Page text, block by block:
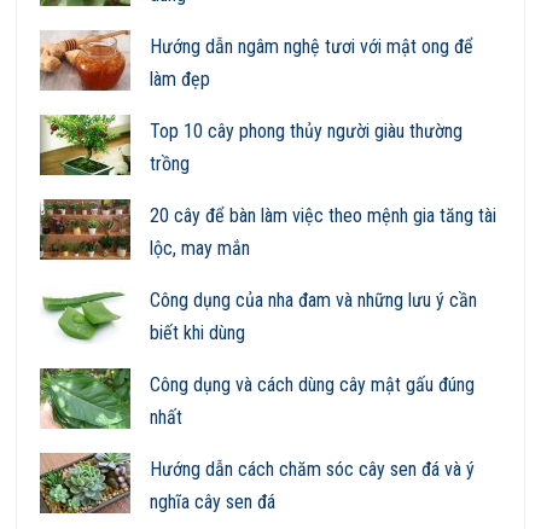
Hướng dẫn ngâm nghệ tươi với mật ong để
làm đẹp
Top 10 cây phong thủy người giàu thường
trồng
20 cây để bàn làm việc theo mệnh gia tăng tài
lộc, may mắn
Công dụng của nha đam và những lưu ý cần
biết khi dùng
Công dụng và cách dùng cây mật gấu đúng
nhất
Hướng dẫn cách chăm sóc cây sen đá và ý
nghĩa cây sen đá